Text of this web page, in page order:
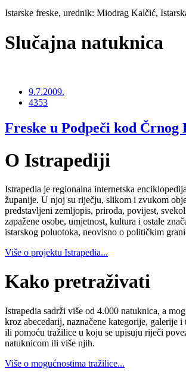
Istarske freske, urednik: Miodrag Kalčić,
Slučajna natuknica
9.7.2009.
4353
Freske u Podpeči kod Črnog
O Istrapediji
Istrapedia je regionalna internetska
županije. U njoj su riječju, slikom i zvukom
predstavljeni zemljopis, priroda, povijest,
zapažene osobe, umjetnost, kultura i ostale
istarskog poluotoka, neovisno o političkim
Više o projektu Istrapedia...
Kako pretraživati
Istrapedia sadrži više od 4.000 natuknica, a
kroz abecedarij, naznačene kategorije, galerije i
ili pomoću tražilice u koju se upisuju riječi
natuknicom ili više njih.
Više o mogućnostima tražilice...